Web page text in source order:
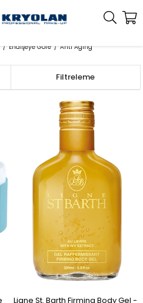
Endişeye Göre Anti Aging
Filtreleme
Ligne St. Barth Firming Body Gel -